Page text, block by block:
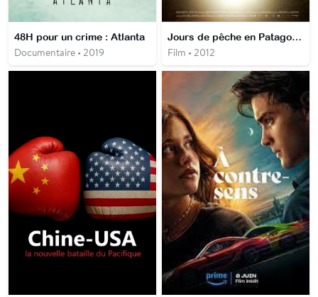
48H pour un crime : Atlanta
Documentaire • 2019
Jours de pêche en Patagonie
Film • 2012